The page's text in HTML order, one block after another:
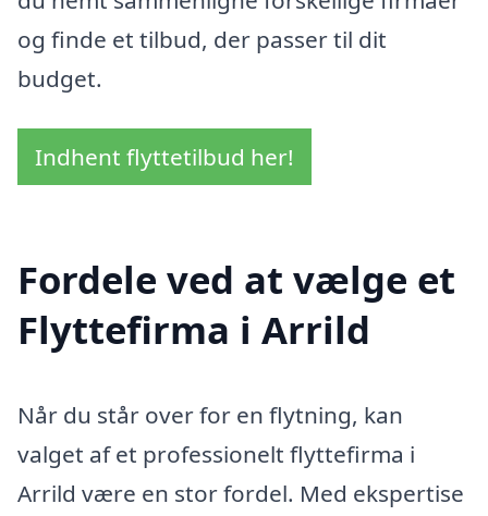
og finde et tilbud, der passer til dit
budget.
Indhent flyttetilbud her!
Fordele ved at vælge et
Flyttefirma i Arrild
Når du står over for en flytning, kan
valget af et professionelt flyttefirma i
Arrild være en stor fordel. Med ekspertise